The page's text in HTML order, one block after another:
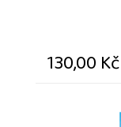
130,00 Kč